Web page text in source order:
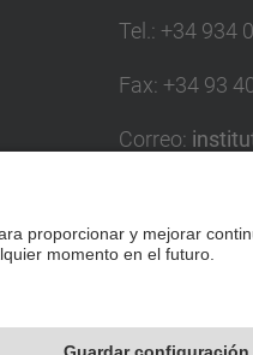
Tel.: +34 934
Fax: +34 93
Correo:
Formulario